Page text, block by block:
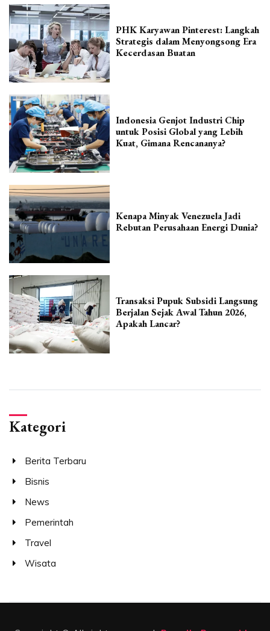
PHK Karyawan Pinterest: Langkah
Strategis dalam Menyongsong Era
Kecerdasan Buatan
Indonesia Genjot Industri Chip
untuk Posisi Global yang Lebih
Kuat, Gimana Rencananya?
Kenapa Minyak Venezuela Jadi
Rebutan Perusahaan Energi Dunia?
Transaksi Pupuk Subsidi Langsung
Berjalan Sejak Awal Tahun 2026,
Apakah Lancar?
Kategori
Berita Terbaru
Bisnis
News
Pemerintah
Travel
Wisata